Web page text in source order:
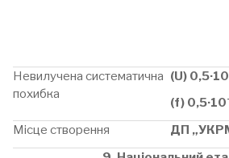
Невилучена систематична
похибка
(U) 0,5·10
(f) 0,5·10
Місце створення
ДП